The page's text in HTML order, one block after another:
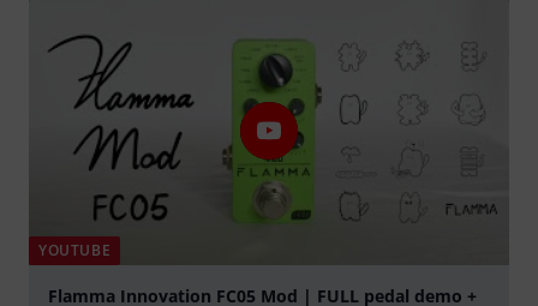
YOUTUBE
Flamma Innovation FC05 Mod | FULL pedal demo +